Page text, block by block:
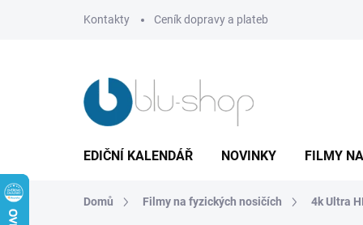
Kontakty Ceník dopravy a plateb
EDIČNÍ KALENDÁŘ NOVINKY FILMY
Domů Filmy na fyzických nosičích 4k Ultra